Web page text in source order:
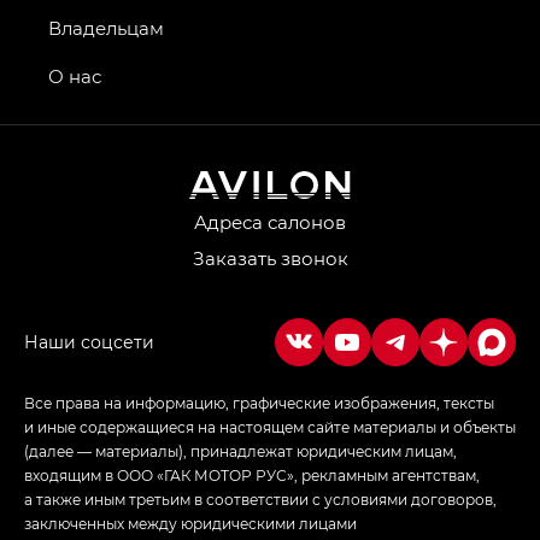
GS4 — Джи Эс 4 (GS4) в комплектациях Джи Би
привод — GB AWD, Джи Эль Полный привод —
Джи Ти — GT, Джи Икс — GX,
Джи Икс ПРЕМИУМ — GX PREMIUM, ЛАУНЖ —
Empow — Эмпау (Empow) в комплектации
в спортивном стиле — GL(S-Style)
Адреса салонов
Заказать звонок
Владельцам
О нас
Все права на информацию, графические изображения, тексты
и иные содержащиеся на настоящем сайте материалы и объекты
(далее — материалы), принадлежат юридическим лицам,
входящим в ООО «ГАК МОТОР РУС», рекламным агентствам,
а также иным третьим в соответствии с условиями договоров,
заключенных между юридическими лицами